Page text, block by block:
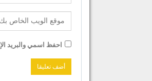
احفظ اسمي والبريد